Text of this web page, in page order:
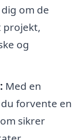
om de
projekt,
og
Med en
forvente en
sikrer